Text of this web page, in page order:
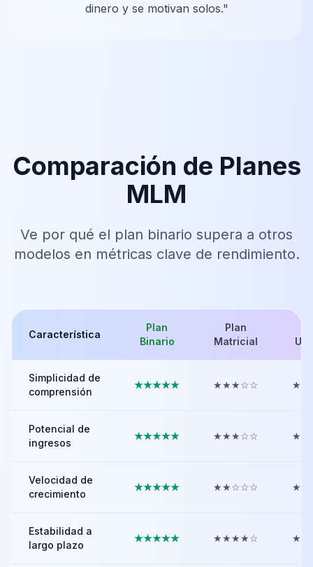
dinero y se motivan solos."
Comparación de Planes
MLM
Ve por qué el plan binario supera a otros
modelos en métricas clave de rendimiento.
Característica
Plan
Binario
Plan
Matricial
Simplicidad de
comprensión
★★★★★ ★★★☆☆
Potencial de
ingresos
★★★★★ ★★★☆☆
Velocidad de
crecimiento
★★★★★ ★★☆☆☆
Estabilidad a
largo plazo
★★★★★ ★★★★☆